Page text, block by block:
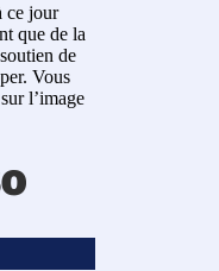
ce jour
que de la
de
Vous
l’image